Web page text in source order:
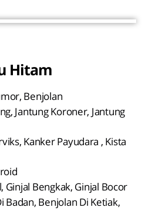
Hitam
Benjolan
Jantung Koroner, Jantung
Kanker Payudara , Kista
Ginjal Bengkak, Ginjal Bocor
Badan, Benjolan Di Ketiak,